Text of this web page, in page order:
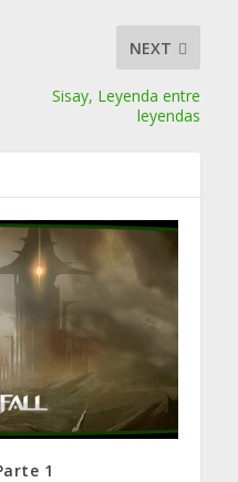
NEXT
Sisay, Leyenda entre
leyendas
1